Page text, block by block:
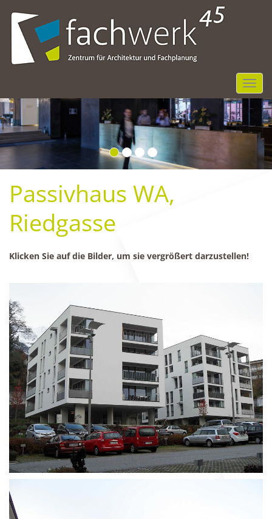
NGR
Passivhaus WA,
Riedgasse
Klicken Sie auf die Bilder, um sie vergrößert darzustellen!